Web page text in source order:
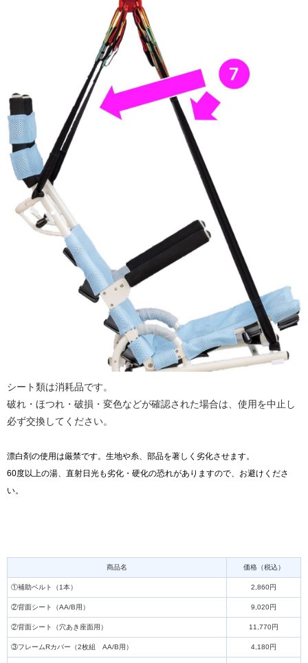
シート類は消耗品です。
破れ・ほつれ・破損・変色などが確認された場合は、使用を中止し
必ず交換してください。
漂白剤の使用は厳禁です。生地や糸、部品を著しく劣化させます。
60度以上の湯、直射日光も劣化・硬化の恐れがありますので、お避けくださ
い。
商品名 価格（税込）
①補助ベルト（1本） 2,860円
②背面シート（AA/B用） 9,020円
②背面シート（穴あき座面用） 11,770円
③フレームRカバー（2枚組 AA/B用） 4,180円